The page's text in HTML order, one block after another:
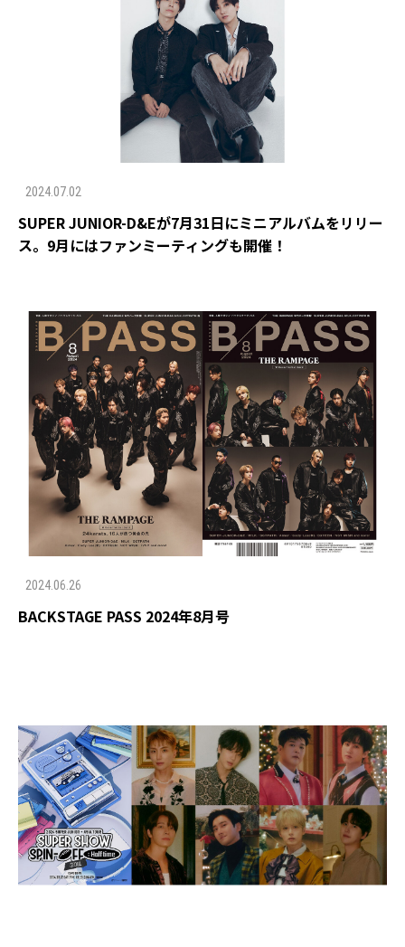
2024.07.02
SUPER JUNIOR-D&Eが7月31日にミニアルバムをリリー
ス。9月にはファンミーティングも開催！
2024.06.26
BACKSTAGE PASS 2024年8月号